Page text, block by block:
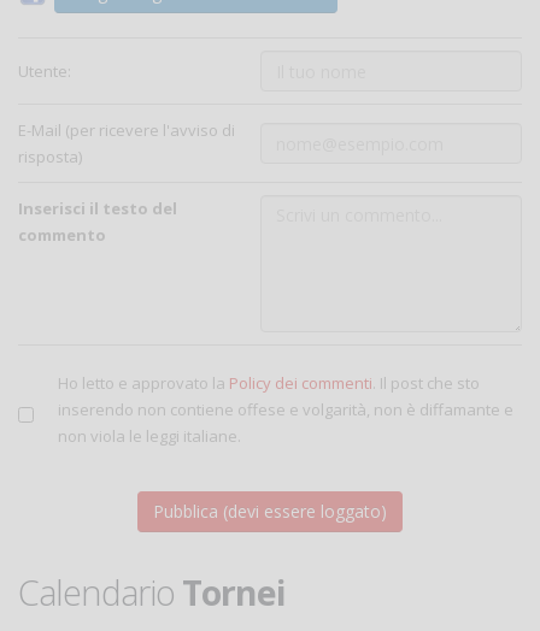
Utente:
E-Mail (per ricevere l'avviso di
risposta)
Inserisci il testo del
commento
Ho letto e approvato la Policy dei commenti. Il post che sto
inserendo non contiene offese e volgarità, non è diffamante e
non viola le leggi italiane.
Calendario Tornei